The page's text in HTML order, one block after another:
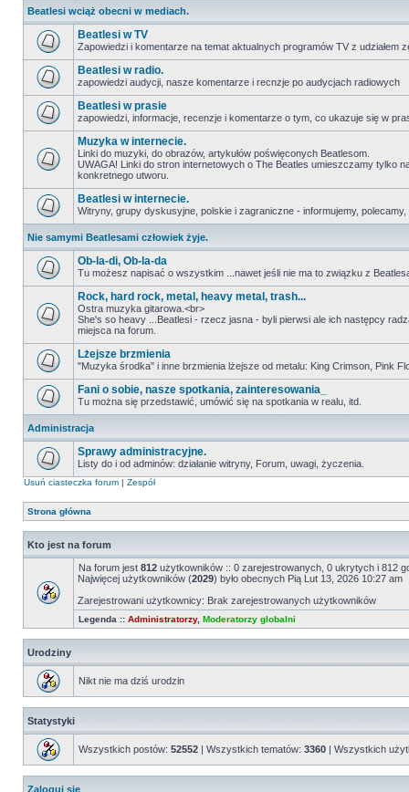
Beatlesi wciąż obecni w mediach.
Beatlesi w TV
Zapowiedzi i komentarze na temat aktualnych programów TV z udziałem
Beatlesi w radio.
zapowiedzi audycji, nasze komentarze i recnzje po audycjach radiowych
Beatlesi w prasie
zapowiedzi, informacje, recenzje i komentarze o tym, co ukazuje się w
Muzyka w internecie.
Linki do muzyki, do obrazów, artykułów poświęconych Beatlesom.
UWAGA! Linki do stron internetowych o The Beatles umieszczamy tylko
konkretnego utworu.
Beatlesi w internecie.
Witryny, grupy dyskusyjne, polskie i zagraniczne - informujemy, polecamy,
Nie samymi Beatlesami człowiek żyje.
Ob-la-di, Ob-la-da
Tu możesz napisać o wszystkim ...nawet jeśli nie ma to związku z
Rock, hard rock, metal, heavy metal, trash...
Ostra muzyka gitarowa.<br>
She's so heavy ...Beatlesi - rzecz jasna - byli pierwsi ale ich następcy
miejsca na forum.
Lżejsze brzmienia
"Muzyka środka" i inne brzmienia lżejsze od metalu: King Crimson, Pink
Fani o sobie, nasze spotkania, zainteresowania_
Tu można się przedstawić, umówić się na spotkania w realu, itd.
Administracja
Sprawy administracyjne.
Listy do i od adminów: działanie witryny, Forum, uwagi, życzenia.
Usuń ciasteczka forum | Zespół
Strona główna
Kto jest na forum
Na forum jest 812 użytkowników :: 0 zarejestrowanych, 0 ukrytych i 812
Najwięcej użytkowników (2029) było obecnych Pią Lut 13, 2026 10:27 am
Zarejestrowani użytkownicy: Brak zarejestrowanych użytkowników
Legenda :: Administratorzy, Moderatorzy globalni
Urodziny
Nikt nie ma dziś urodzin
Statystyki
Wszystkich postów: 52552 | Wszystkich tematów: 3360 | Wszystkich
Zaloguj się